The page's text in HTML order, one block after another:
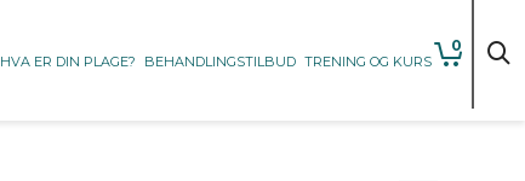
0
HVA ER DIN PLAGE? BEHANDLINGSTILBUD TRENING OG KURS